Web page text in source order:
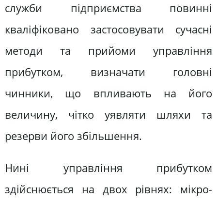
служби підприємства повинні
кваліфіковано застосовувати сучасні
методи та прийоми управління
прибутком, визначати головні
чинники, що впливають на його
величину, чітко уявляти шляхи та
резерви його збільшення.
Нині управління прибутком
здійснюється на двох рівнях: мікро-